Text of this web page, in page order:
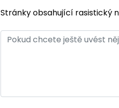
Stránky obsahující rasistický